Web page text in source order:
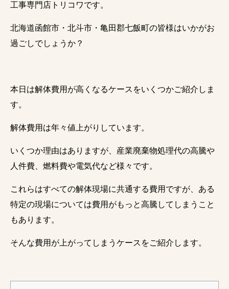
工事専門店トリコワです。
北海道函館市・北斗市・亀田郡七飯町の皆様はいかがお
過ごしでしょうか？
本日は解体費用が高くなるケースをいくつかご紹介しま
す。
解体費用は年々値上がりしています。
いくつか理由はありますが、産業廃棄物処理代の高騰や
人件費、燃料費や電気代など様々です。
これらはすべての解体現場に共通する費用ですが、ある
特定の現場については費用がもっと高騰してしまうこと
もあります。
そんな費用が上がってしまうケースをご紹介します。